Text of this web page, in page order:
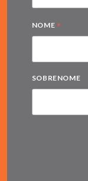
NOME *
SOBRENOME